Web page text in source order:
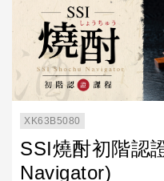
XK63B5080
SSI燒酎初階認
Navigator)